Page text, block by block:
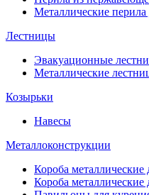
Металлические перила
Лестницы
Эвакуационные
Металлические
Козырьки
Навесы
Металлоконструкции
Короба металлические
Короба металлические